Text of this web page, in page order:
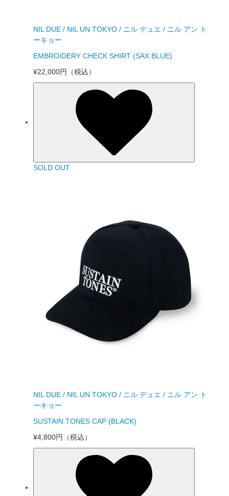
NIL DUE / NIL UN TOKYO / ニル デュエ / ニル アン ト
ーキョー
EMBROIDERY CHECK SHIRT (SAX BLUE)
¥22,000円
（税込）
SOLD OUT
NIL DUE / NIL UN TOKYO / ニル デュエ / ニル アン ト
ーキョー
SUSTAIN TONES CAP (BLACK)
¥4,800円
（税込）